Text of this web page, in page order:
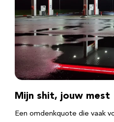
Mijn shit, jouw mest
Een omdenkquote die vaak